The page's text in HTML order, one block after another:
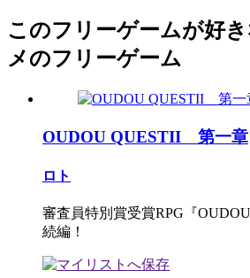
このフリーゲームが好
メのフリーゲーム
OUDOU QUESTII 第一章
ロト
審査員特別賞受賞RPG『
続編！